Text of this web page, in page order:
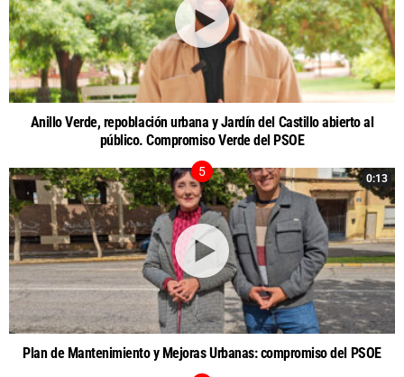
Anillo Verde, repoblación urbana y Jardín del Castillo abierto al
público. Compromiso Verde del PSOE
0:13
Plan de Mantenimiento y Mejoras Urbanas: compromiso del PSOE